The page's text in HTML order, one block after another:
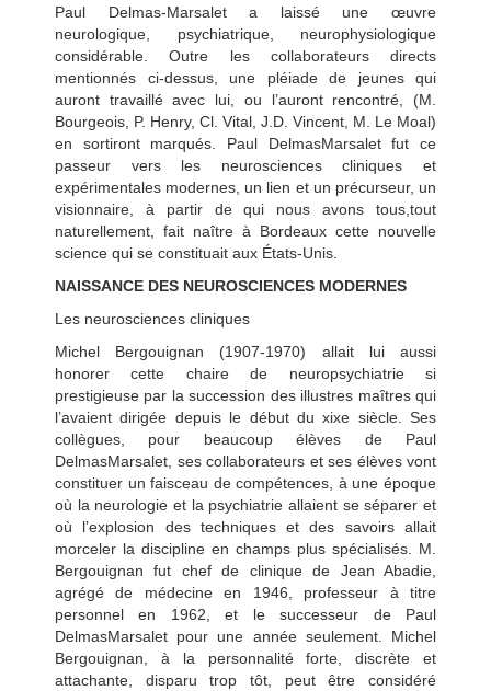
Paul Delmas-Marsalet a laissé une œuvre
neurologique, psychiatrique, neurophysiologique
considérable. Outre les collaborateurs directs
mentionnés ci-dessus, une pléiade de jeunes qui
auront travaillé avec lui, ou l’auront rencontré, (M.
Bourgeois, P. Henry, Cl. Vital, J.D. Vincent, M. Le Moal)
en sortiront marqués. Paul DelmasMarsalet fut ce
passeur vers les neurosciences cliniques et
expérimentales modernes, un lien et un précurseur, un
visionnaire, à partir de qui nous avons tous,tout
naturellement, fait naître à Bordeaux cette nouvelle
science qui se constituait aux États-Unis.
NAISSANCE DES NEUROSCIENCES MODERNES
Les neurosciences cliniques
Michel Bergouignan (1907-1970) allait lui aussi
honorer cette chaire de neuropsychiatrie si
prestigieuse par la succession des illustres maîtres qui
l’avaient dirigée depuis le début du xixe siècle. Ses
collègues, pour beaucoup élèves de Paul
DelmasMarsalet, ses collaborateurs et ses élèves vont
constituer un faisceau de compétences, à une époque
où la neurologie et la psychiatrie allaient se séparer et
où l’explosion des techniques et des savoirs allait
morceler la discipline en champs plus spécialisés. M.
Bergouignan fut chef de clinique de Jean Abadie,
agrégé de médecine en 1946, professeur à titre
personnel en 1962, et le successeur de Paul
DelmasMarsalet pour une année seulement. Michel
Bergouignan, à la personnalité forte, discrète et
attachante, disparu trop tôt, peut être considéré